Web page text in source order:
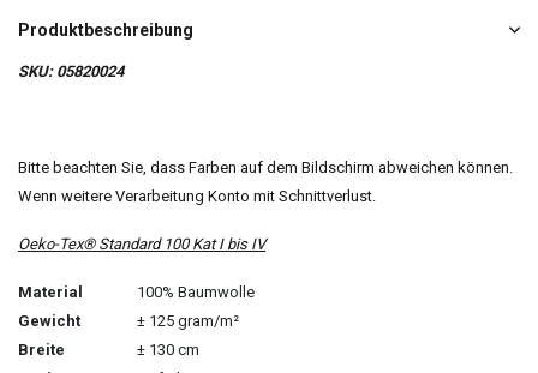
Produktbeschreibung
SKU: 05820024
Bitte beachten Sie, dass Farben auf dem Bildschirm abweichen können.
Wenn weitere Verarbeitung Konto mit Schnittverlust.
Oeko-Tex® Standard 100 Kat I bis IV
Material
100% Baumwolle
Gewicht
± 125 gram/m²
Breite
± 130 cm